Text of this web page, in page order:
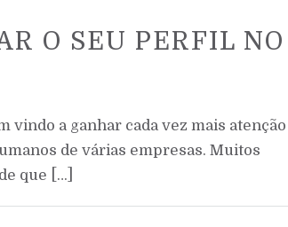
O SEU PERFIL NO
vindo a ganhar cada vez mais atenção
de várias empresas. Muitos
que […]